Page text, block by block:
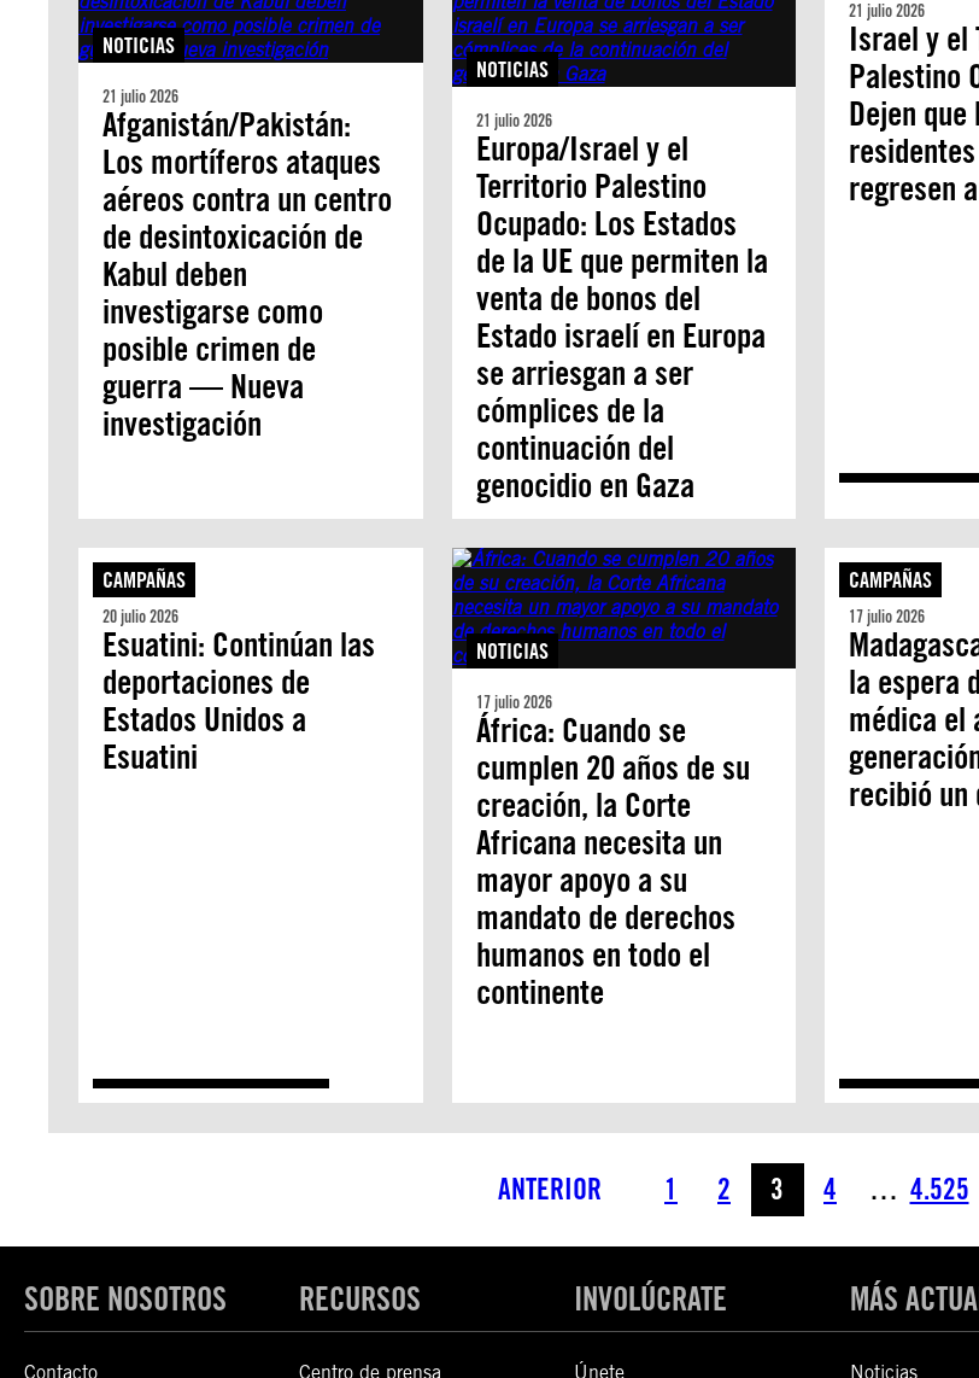
NOTICIAS
21 julio 2026
Afganistán/Pakistán:
Los mortíferos ataques
aéreos contra un centro
de desintoxicación de
Kabul deben
investigarse como
posible crimen de
guerra — Nueva
investigación
NOTICIAS
21 julio 2026
Europa/Israel y el
Territorio Palestino
Ocupado: Los Estados
de la UE que permiten la
venta de bonos del
Estado israelí en Europa
se arriesgan a ser
cómplices de la
continuación del
genocidio en Gaza
21 julio 2026
Israel y el
Palestino
Dejen
regresen
CAMPAÑAS
20 julio 2026
Esuatini: Continúan las
deportaciones de
Estados Unidos a
Esuatini
NOTICIAS
17 julio 2026
África: Cuando se
cumplen 20 años de su
creación, la Corte
Africana necesita un
mayor apoyo a su
mandato de derechos
humanos en todo el
continente
CAMPAÑAS
17 julio 2026
la espera
médica el
recibió un
ANTERIOR 1 2 3 4 … 4.525
SOBRE NOSOTROS
Contacto
RECURSOS
Centro de prensa
INVOLÚCRATE
Únete
MÁS
Noticias